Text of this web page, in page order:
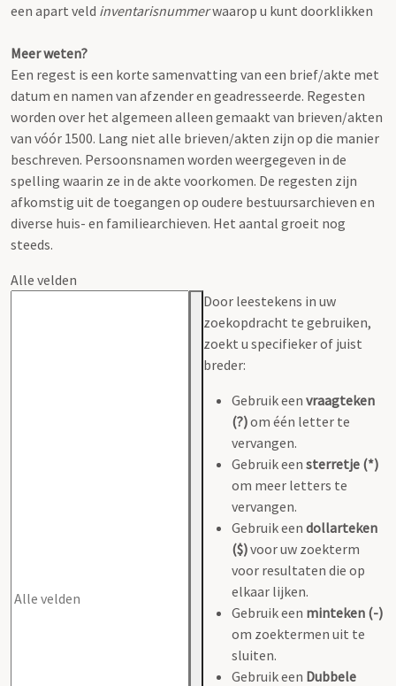
een apart veld inventarisnummerwaarop u kunt doorklikken
Meer weten?
Een regest is een korte samenvatting van een brief/akte met
datum en namen van afzender en geadresseerde. Regesten
worden over het algemeen alleen gemaakt van brieven/akten
van vóór 1500. Lang niet alle brieven/akten zijn op die manier
beschreven. Persoonsnamen worden weergegeven in de
spelling waarin ze in de akte voorkomen. De regesten zijn
afkomstig uit de toegangen op oudere bestuursarchieven en
diverse huis- en familiearchieven. Het aantal groeit nog
steeds.
Alle velden
Door leestekens in uw
zoekopdracht te gebruiken,
zoekt u specifieker of juist
breder:
Gebruik een vraagteken
(?)om één letter te
vervangen.
Gebruik een sterretje (*)
om meer letters te
vervangen.
Gebruik een dollarteken
($)voor uw zoekterm
voor resultaten die op
elkaar lijken.
Gebruik een minteken (-)
om zoektermen uit te
sluiten.
Gebruik een Dubbele